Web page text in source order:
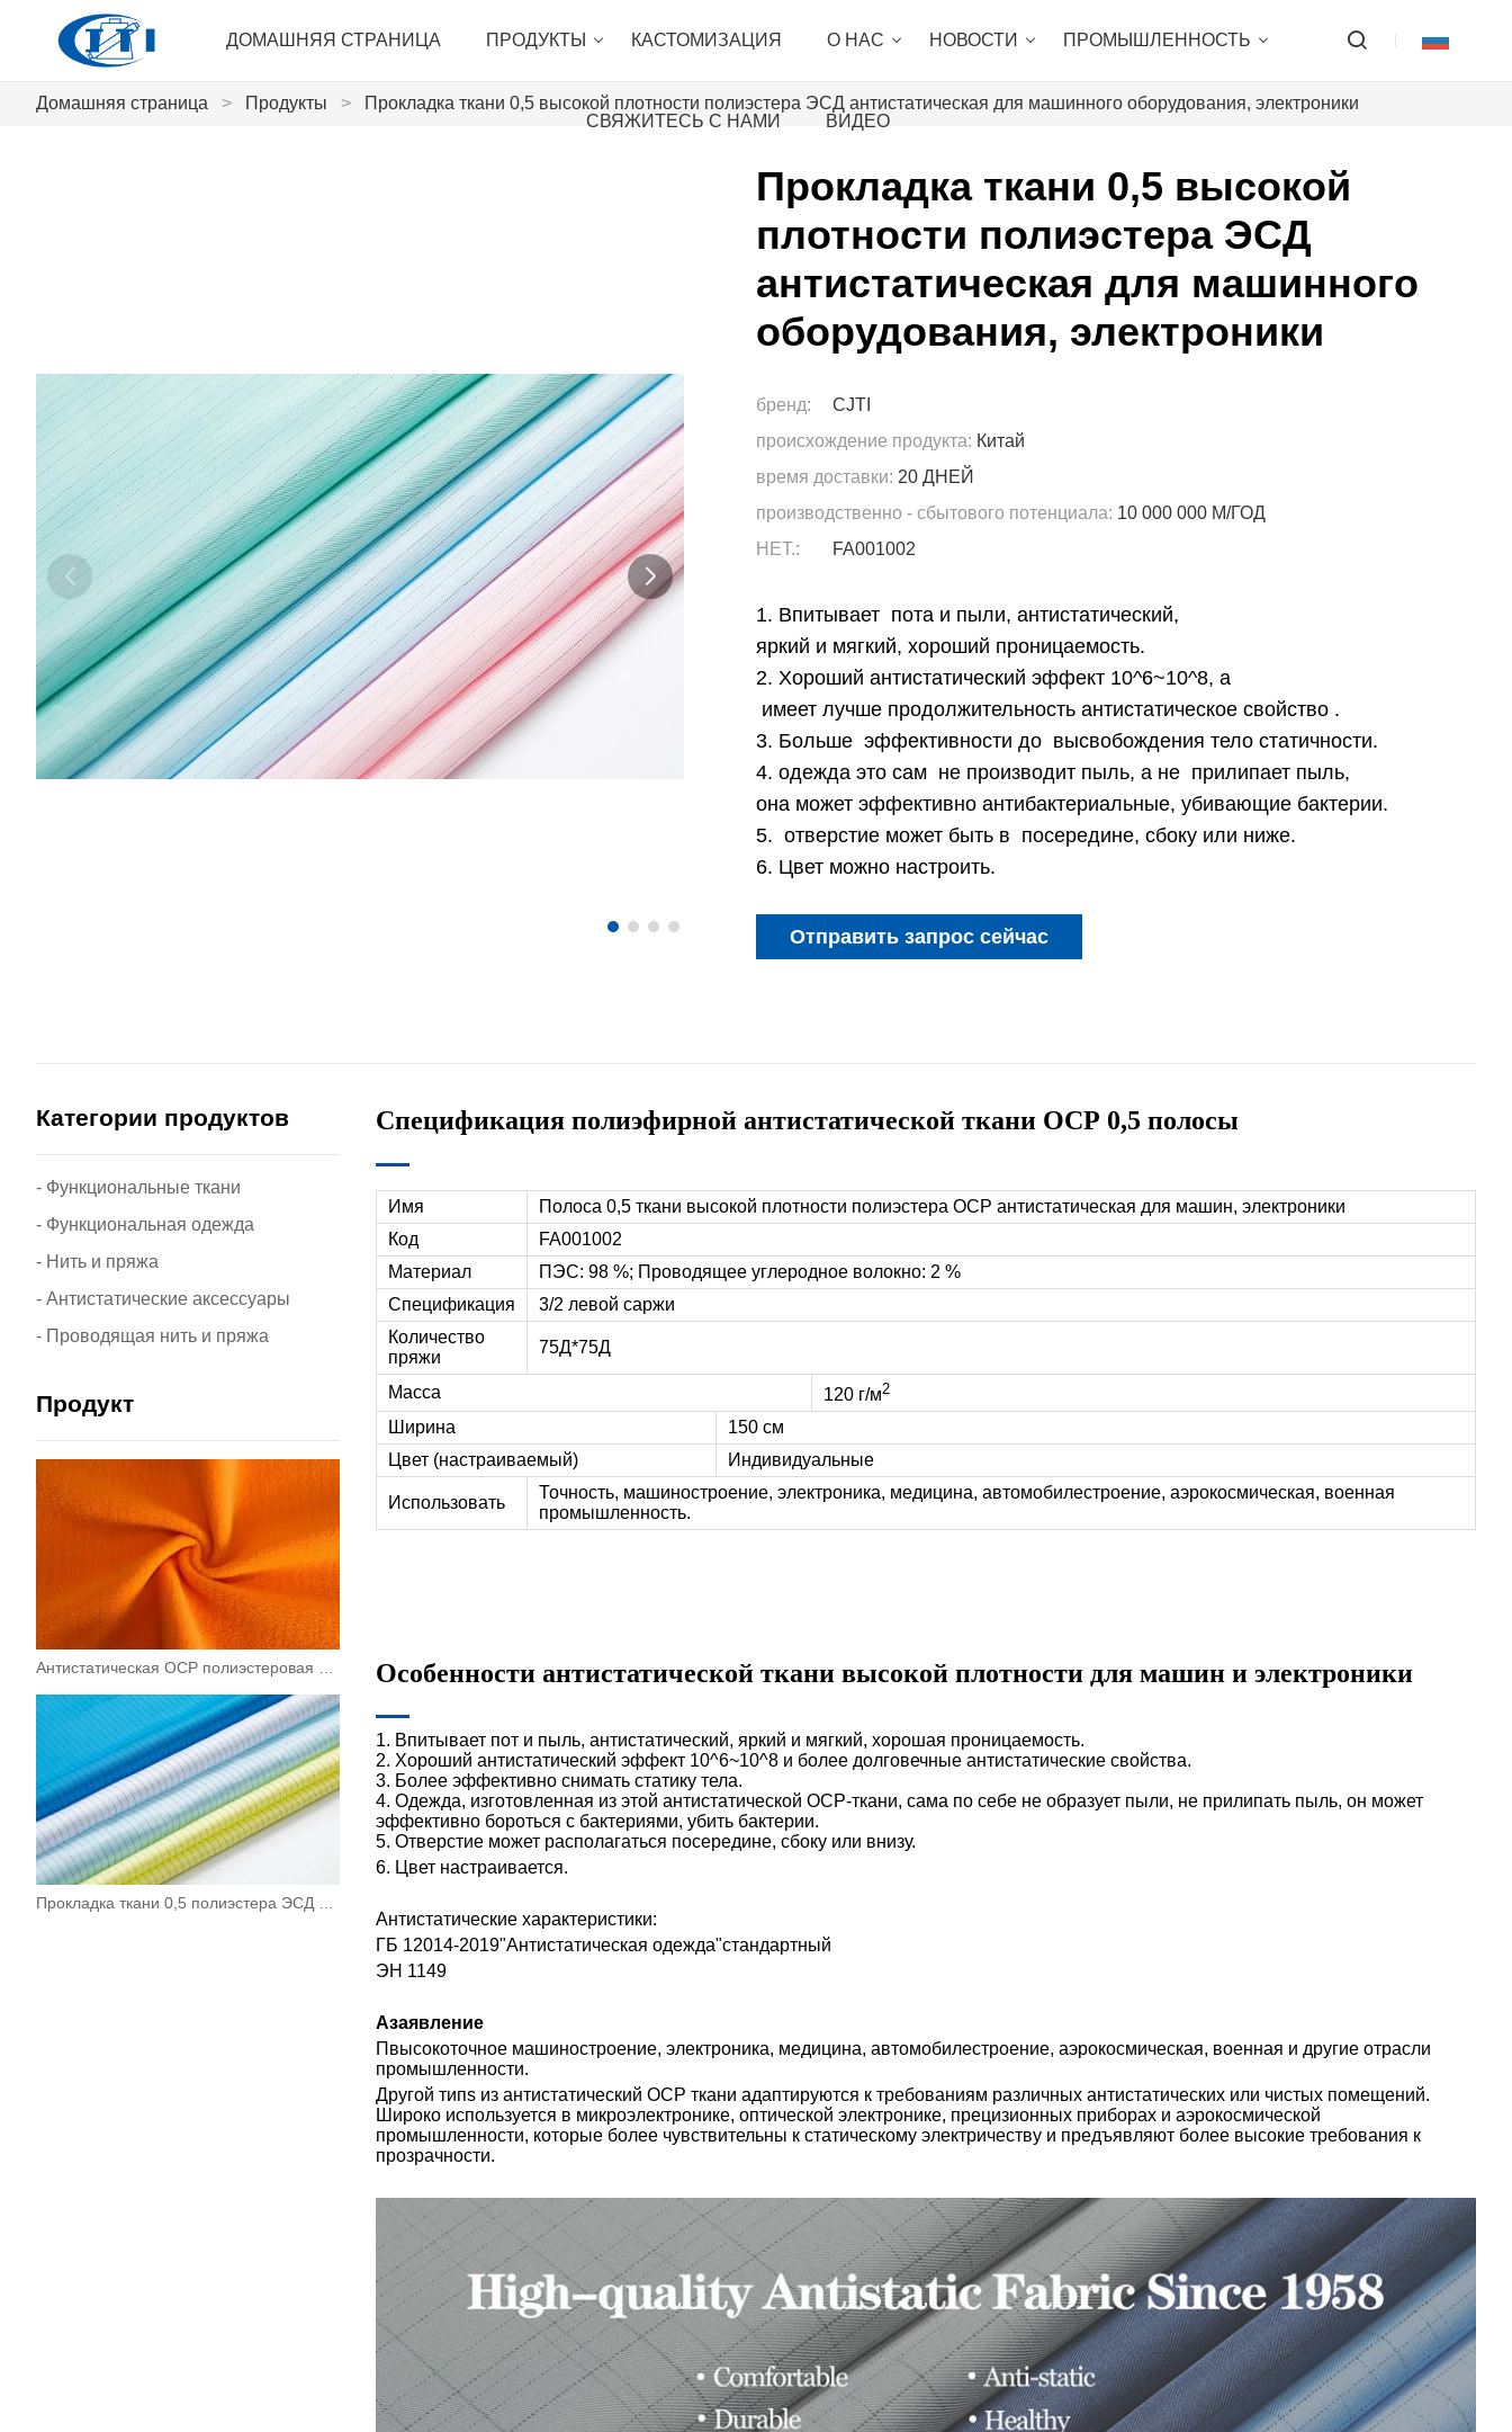
ДОМАШНЯЯ СТРАНИЦА ПРОДУКТЫ КАСТОМИЗАЦИЯ О НАС НОВОСТИ ПРОМЫШЛЕННОСТЬ
СВЯЖИТЕСЬ С НАМИ ВИДЕО
Домашняя страница > Продукты > Прокладка ткани 0,5 высокой плотности полиэстера ЭСД антистатическая для машинного оборудования, электроники
Прокладка ткани 0,5 высокой
плотности полиэстера ЭСД
антистатическая для машинного
оборудования, электроники
бренд:
CJTI
происхождение продукта: Китай
время доставки: 20 ДНЕЙ
производственно - сбытового потенциала: 10 000 000 М/ГОД
НЕТ.:
FA001002
1. Впитывает пота и пыли, антистатический,
яркий и мягкий, хороший проницаемость.
2. Хороший антистатический эффект 10^6~10^8, а
имеет лучше продолжительность антистатическое свойство .
3. Больше эффективности до высвобождения тело статичности.
4. одежда это сам не производит пыль, а не прилипает пыль,
она может эффективно антибактериальные, убивающие бактерии.
5. отверстие может быть в посередине, сбоку или ниже.
6. Цвет можно настроить.
Отправить запрос сейчас
Категории продуктов
- Функциональные ткани
- Функциональная одежда
- Нить и пряжа
- Антистатические аксессуары
- Проводящая нить и пряжа
Продукт
Спецификация полиэфирной антистатической ткани ОСР 0,5 полосы
Имя
Полоса 0,5 ткани высокой плотности полиэстера ОСР антистатическая для машин, электроники
Код
FA001002
Материал
ПЭС: 98 %; Проводящее углеродное волокно: 2 %
Спецификация
3/2 левой саржи
Количество
пряжи
75Д*75Д
Масса 120 г/м2
Ширина
150 см
Цвет (настраиваемый)
Индивидуальные
Использовать
Точность, машиностроение, электроника, медицина, автомобилестроение, аэрокосмическая, военная
промышленность.
Особенности антистатической ткани высокой плотности для машин и электроники
1. Впитывает пот и пыль, антистатический, яркий и мягкий, хорошая проницаемость.
2. Хороший антистатический эффект 10^6~10^8 и более долговечные антистатические свойства.
3. Более эффективно снимать статику тела.
4. Одежда, изготовленная из этой антистатической ОСР-ткани, сама по себе не образует пыли, не прилипать пыль, он может
эффективно бороться с бактериями, убить бактерии.
5. Отверстие может располагаться посередине, сбоку или внизу.
6. Цвет настраивается.
Антистатические характеристики:
ГБ 12014-2019"Антистатическая одежда"стандартный
ЭН 1149
Азаявление
П высокоточное машиностроение, электроника, медицина, автомобилестроение, аэрокосмическая, военная и другие отрасли
промышленности.
Другой типs из антистатический ОСР ткани адаптируются к требованиям различных антистатических или чистых помещений.
Широко используется в микроэлектронике, оптической электронике, прецизионных приборах и аэрокосмической
промышленности, которые более чувствительны к статическому электричеству и предъявляют более высокие требования к
прозрачности.